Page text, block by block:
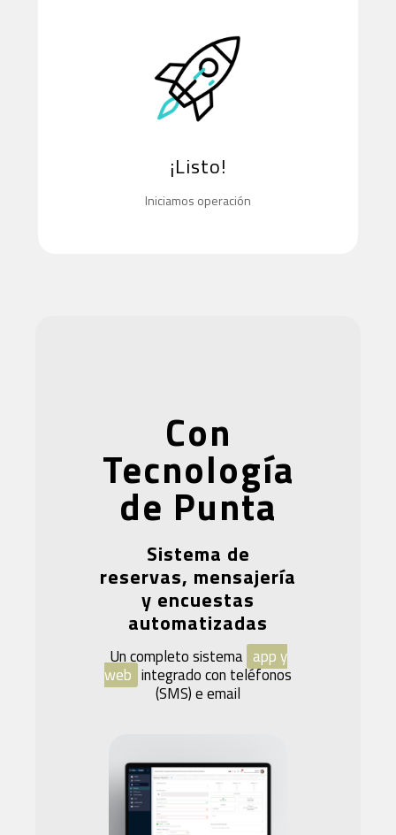
¡Listo!
Iniciamos operación
Con
Tecnología
de Punta
Sistema de
reservas, mensajería
y encuestas
automatizadas
Un completo sistema app y
web integrado con teléfonos
(SMS) e email